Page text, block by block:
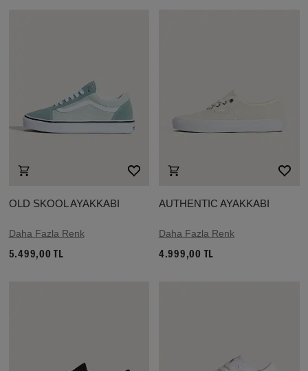
OLD SKOOL AYAKKABI
Daha Fazla Renk
5.499,00 TL
AUTHENTIC AYAKKABI
Daha Fazla Renk
4.999,00 TL